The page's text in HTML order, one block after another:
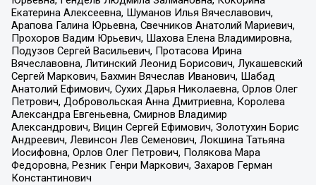
Екатерина Алексеевна, Шуманов Илья Вячеславович,
Арапова Галина Юрьевна, Свечников Анатолий Мариевич,
Прохоров Вадим Юрьевич, Шахова Елена Владимировна,
Подузов Сергей Васильевич, Протасова Ирина
Вячеславовна, Литинский Леонид Борисович, Лукашевский
Сергей Маркович, Бахмин Вячеслав Иванович, Шабад
Анатолий Ефимович, Сухих Дарья Николаевна, Орлов Олег
Петрович, Добровольская Анна Дмитриевна, Королева
Александра Евгеньевна, Смирнов Владимир
Александрович, Вицин Сергей Ефимович, Золотухин Борис
Андреевич, Левинсон Лев Семенович, Локшина Татьяна
Иосифовна, Орлов Олег Петрович, Полякова Мара
Федоровна, Резник Генри Маркович, Захаров Герман
Константинович